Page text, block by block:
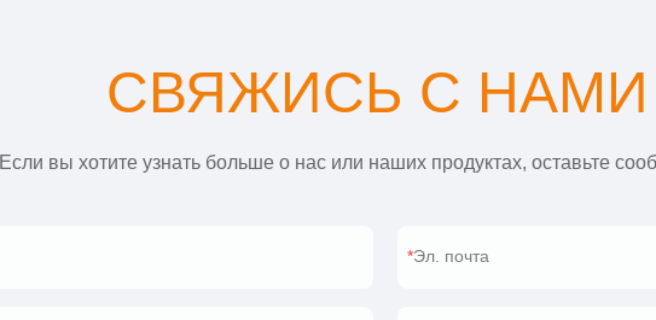
СВЯЖИСЬ С
Если вы хотите узнать больше о нас или наших продуктах, оставьте
Эл. почта